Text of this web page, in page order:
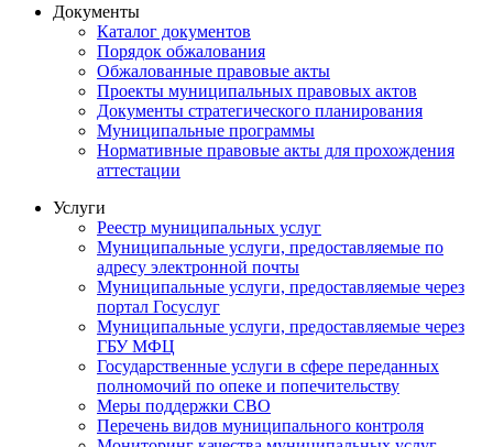
Документы
Каталог документов
Порядок обжалования
Обжалованные правовые акты
Проекты муниципальных правовых актов
Документы стратегического планирования
Муниципальные программы
Нормативные правовые акты для прохождения
аттестации
Услуги
Реестр муниципальных услуг
Муниципальные услуги, предоставляемые по
адресу электронной почты
Муниципальные услуги, предоставляемые через
портал Госуслуг
Муниципальные услуги, предоставляемые через
ГБУ МФЦ
Государственные услуги в сфере переданных
полномочий по опеке и попечительству
Меры поддержки СВО
Перечень видов муниципального контроля